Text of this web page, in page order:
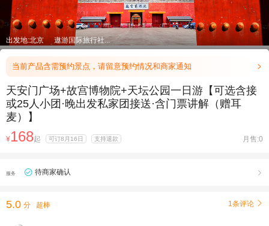
出发地:北京 遨游国际旅行社...
当前产品含需预约景点，请留意预约情况和商家通知 
天安门广场+故宫博物院+天坛公园一日游【可选含接
或25人小团·晚出发私家团接送·含门票讲解（赠耳
麦）】
¥168起 可订8月16日 支持退款 月售:0
服务 待商家确认 
5.0 分 超棒 1条评论 